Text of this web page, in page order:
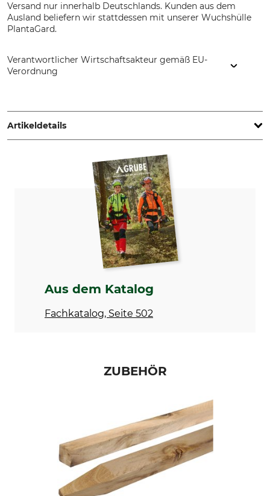
Versand nur innerhalb Deutschlands. Kunden aus dem
Ausland beliefern wir stattdessen mit unserer Wuchshülle
PlantaGard.
Verantwortlicher Wirtschaftsakteur gemäß EU-
Verordnung
www.grube.de
Artikeldetails
Produkttyp
Wuchshülle
Modellbezeichnung
Herstellung
Made in Belgium
Aus dem Katalog
Fachkatalog, Seite 502
ZUBEHÖR